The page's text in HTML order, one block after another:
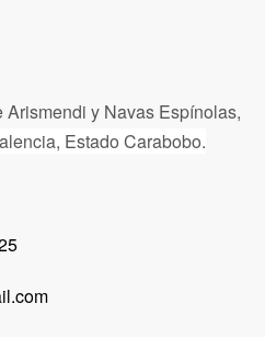
y Navas Espínolas,
Estado Carabobo.